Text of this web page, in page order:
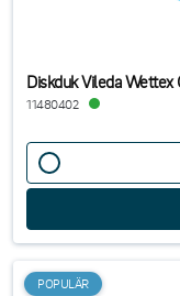
Diskduk Vileda Wettex
11480402
POPULÄR